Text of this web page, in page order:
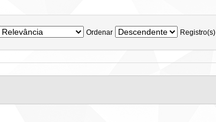
Ordenar Registro(s)